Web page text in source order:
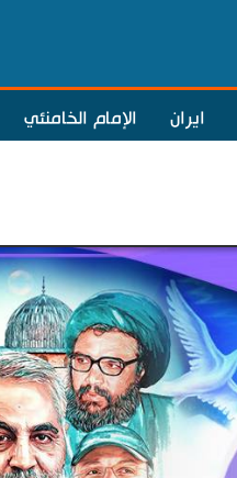
ايران الإمام الخامنئي